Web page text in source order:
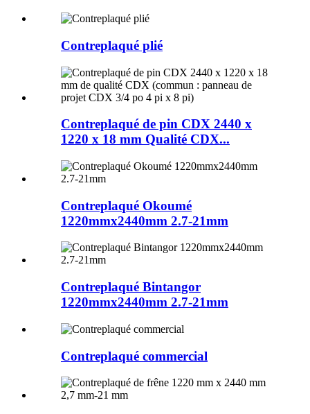
Contreplaqué plié
Contreplaqué de pin CDX 2440 x
1220 x 18 mm Qualité CDX...
Contreplaqué Okoumé
1220mmx2440mm 2.7-21mm
Contreplaqué Bintangor
1220mmx2440mm 2.7-21mm
Contreplaqué commercial